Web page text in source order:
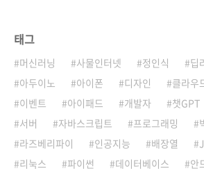
태그
머신러닝 사물인터넷 정인식 딥
아두이노
아이폰 디자인 클라우
이벤트
아이패드 개발자 챗GPT
서버
자바스크립트 프로그래밍
라즈베리파이
인공지능 배장열
리눅스
파이썬 데이터베이스 안